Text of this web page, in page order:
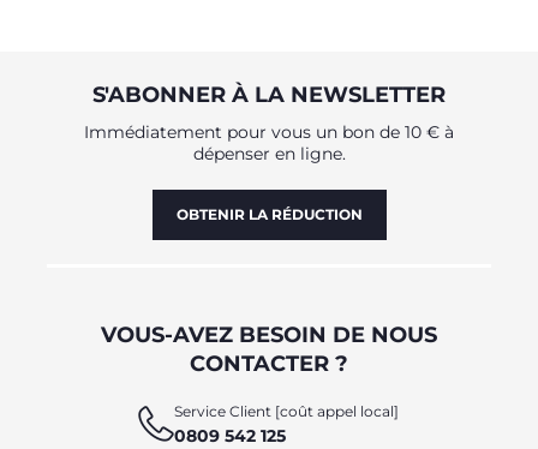
S'ABONNER À LA NEWSLETTER
Immédiatement pour vous un bon de 10 € à
dépenser en ligne.
OBTENIR LA RÉDUCTION
VOUS-AVEZ BESOIN DE NOUS
CONTACTER ?
Service Client [coût appel local]
0809 542 125